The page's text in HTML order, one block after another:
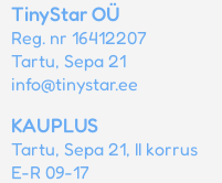
TinyStar OÜ
Reg. nr 16412207
Tartu, Sepa 21
info@tinystar.ee
KAUPLUS
Tartu, Sepa 21, II korrus
E-R 09-17